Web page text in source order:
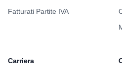
Identificherai:
Aree con scarsa
Fatturati Partite IVA
Carriera